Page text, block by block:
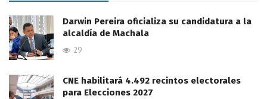
Darwin Pereira oficializa su candidatura a la
alcaldía de Machala
29
CNE habilitará 4.492 recintos electorales
para Elecciones 2027